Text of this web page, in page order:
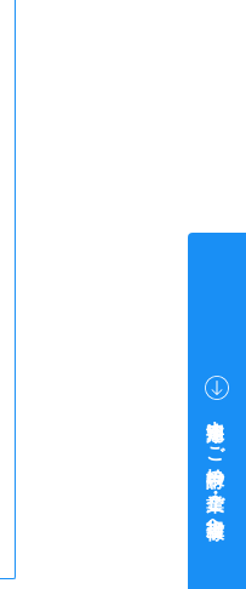
中途採用をご検討中の企業・ご担当者様へ